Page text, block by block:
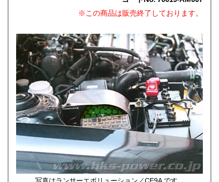
※この商品は販売終了しております。